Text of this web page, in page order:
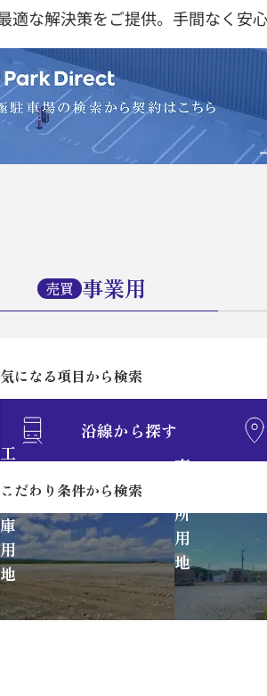
適な解決策をご提供。手間なく安
売買 事業用
気になる項目から検索
沿線から探す
こだわり条件から検索
工
倉
庫
用
地
事
所
用
地